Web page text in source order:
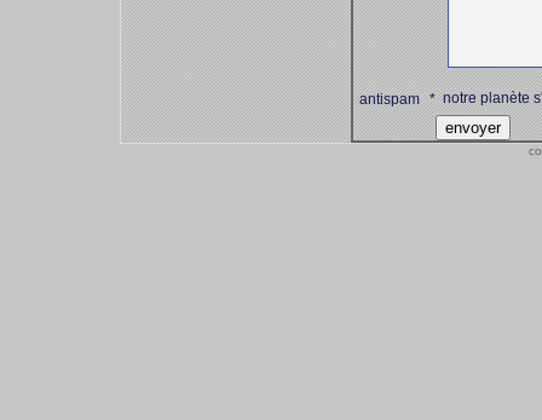
antispam *notre planète